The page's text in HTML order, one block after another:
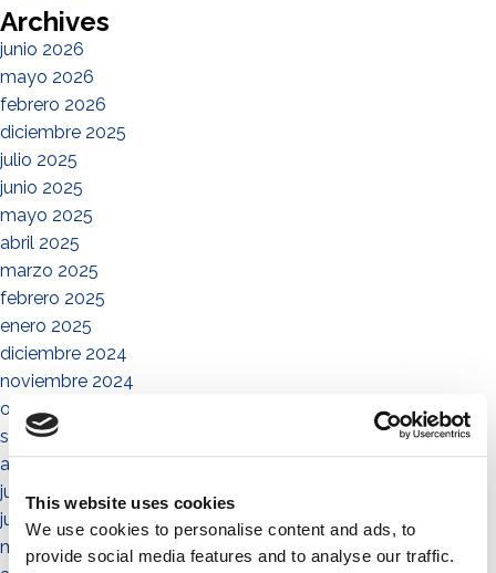
This website uses cookies
We use cookies to personalise content and ads, to
provide social media features and to analyse our traffic.
Archives
junio 2026
mayo 2026
febrero 2026
diciembre 2025
julio 2025
junio 2025
mayo 2025
abril 2025
marzo 2025
febrero 2025
enero 2025
diciembre 2024
noviembre 2024
octubre 2024
septiembre 2024
agosto 2024
julio 2024
junio 2024
mayo 2024